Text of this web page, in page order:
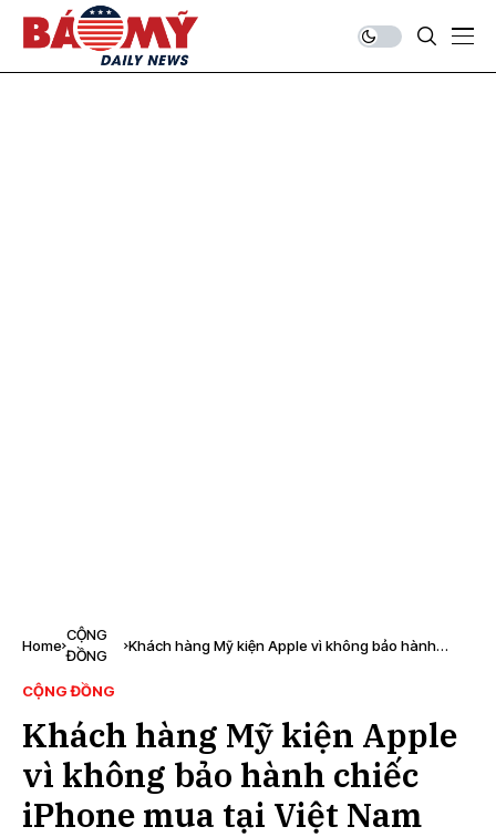
Home
CỘNG
ĐỒNG
Khách hàng Mỹ kiện Apple vì không bảo hành
CỘNG ĐỒNG
Khách hàng Mỹ kiện Apple
vì không bảo hành chiếc
iPhone mua tại Việt Nam